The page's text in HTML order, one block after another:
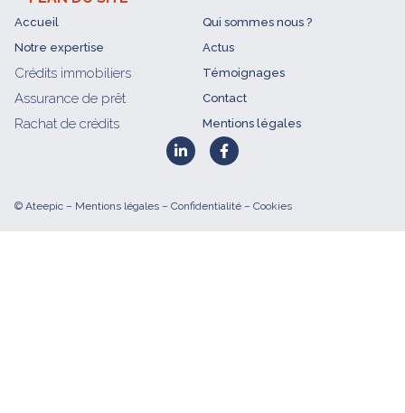
Accueil
Notre expertise
Crédits immobiliers
Assurance de prêt
Rachat de crédits
Qui sommes nous ?
Actus
Témoignages
Contact
Mentions légales
© Ateepic – Mentions légales – Confidentialité – Cookies